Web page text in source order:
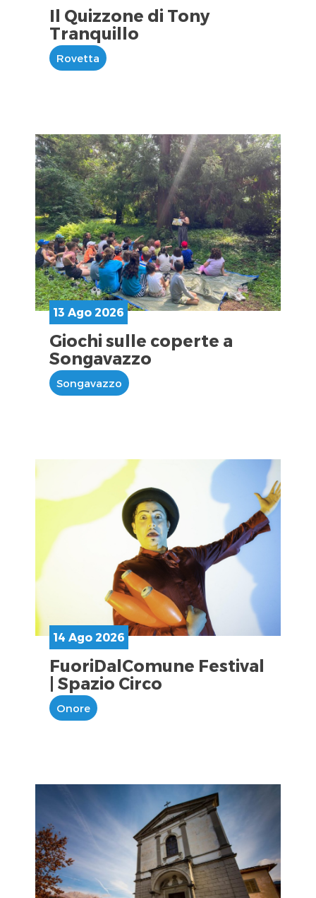
Il Quizzone di Tony
Tranquillo
Rovetta
13 Ago 2026
Giochi sulle coperte a
Songavazzo
Songavazzo
14 Ago 2026
FuoriDalComune Festival
| Spazio Circo
Onore